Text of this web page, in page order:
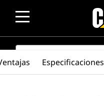
SEARCH
Especificaciones